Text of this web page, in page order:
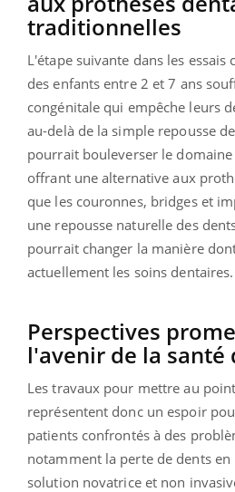
traditionnelles
L'étape suivante dans les essais
des enfants entre 2 et 7 ans
congénitale qui empêche leurs
au-delà de la simple repousse
pourrait bouleverser le
offrant une alternative aux
que les couronnes, bridges et
une repousse naturelle des
pourrait changer la manière
actuellement les soins dentaires.
Perspectives
l'avenir de la santé
Les travaux pour mettre au
représentent donc un espoir
patients confrontés à des
notamment la perte de dents
solution novatrice et non